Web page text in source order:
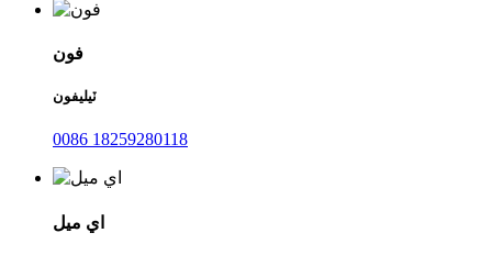
فون
ٽيليفون
0086 18259280118
اي ميل